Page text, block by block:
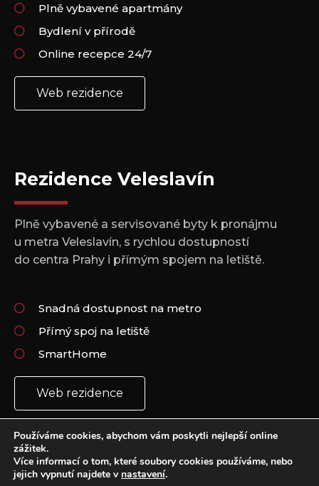
Plně vybavené apartmány
Bydlení v přírodě
Online recepce 24/7
Web rezidence
Rezidence Veleslavín
Plně vybavené a servisované byty k pronájmu
u metra Veleslavín, s rychlou dostupností
do centra Prahy i přímým spojem na letiště.
Snadná dostupnost na metro
Přímý spoj na letiště
SmartHome
Web rezidence
Používáme cookies, abychom vám poskytli nejlepší online
zážitek.
Více informací o tom, které soubory cookies používáme, nebo
jejich vypnutí najdete v nastavení.